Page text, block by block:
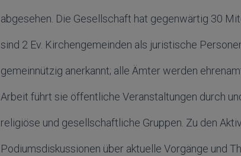
abgesehen. Die Gesellschaft hat gegenwärtig 30
sind 2 Ev. Kirchengemeinden als juristische
gemeinnützig anerkannt; alle Ämter werden
Arbeit führt sie öffentliche Veranstaltungen durch
religiöse und gesellschaftliche Gruppen. Zu den
Podiumsdiskussionen über aktuelle Vorgänge und